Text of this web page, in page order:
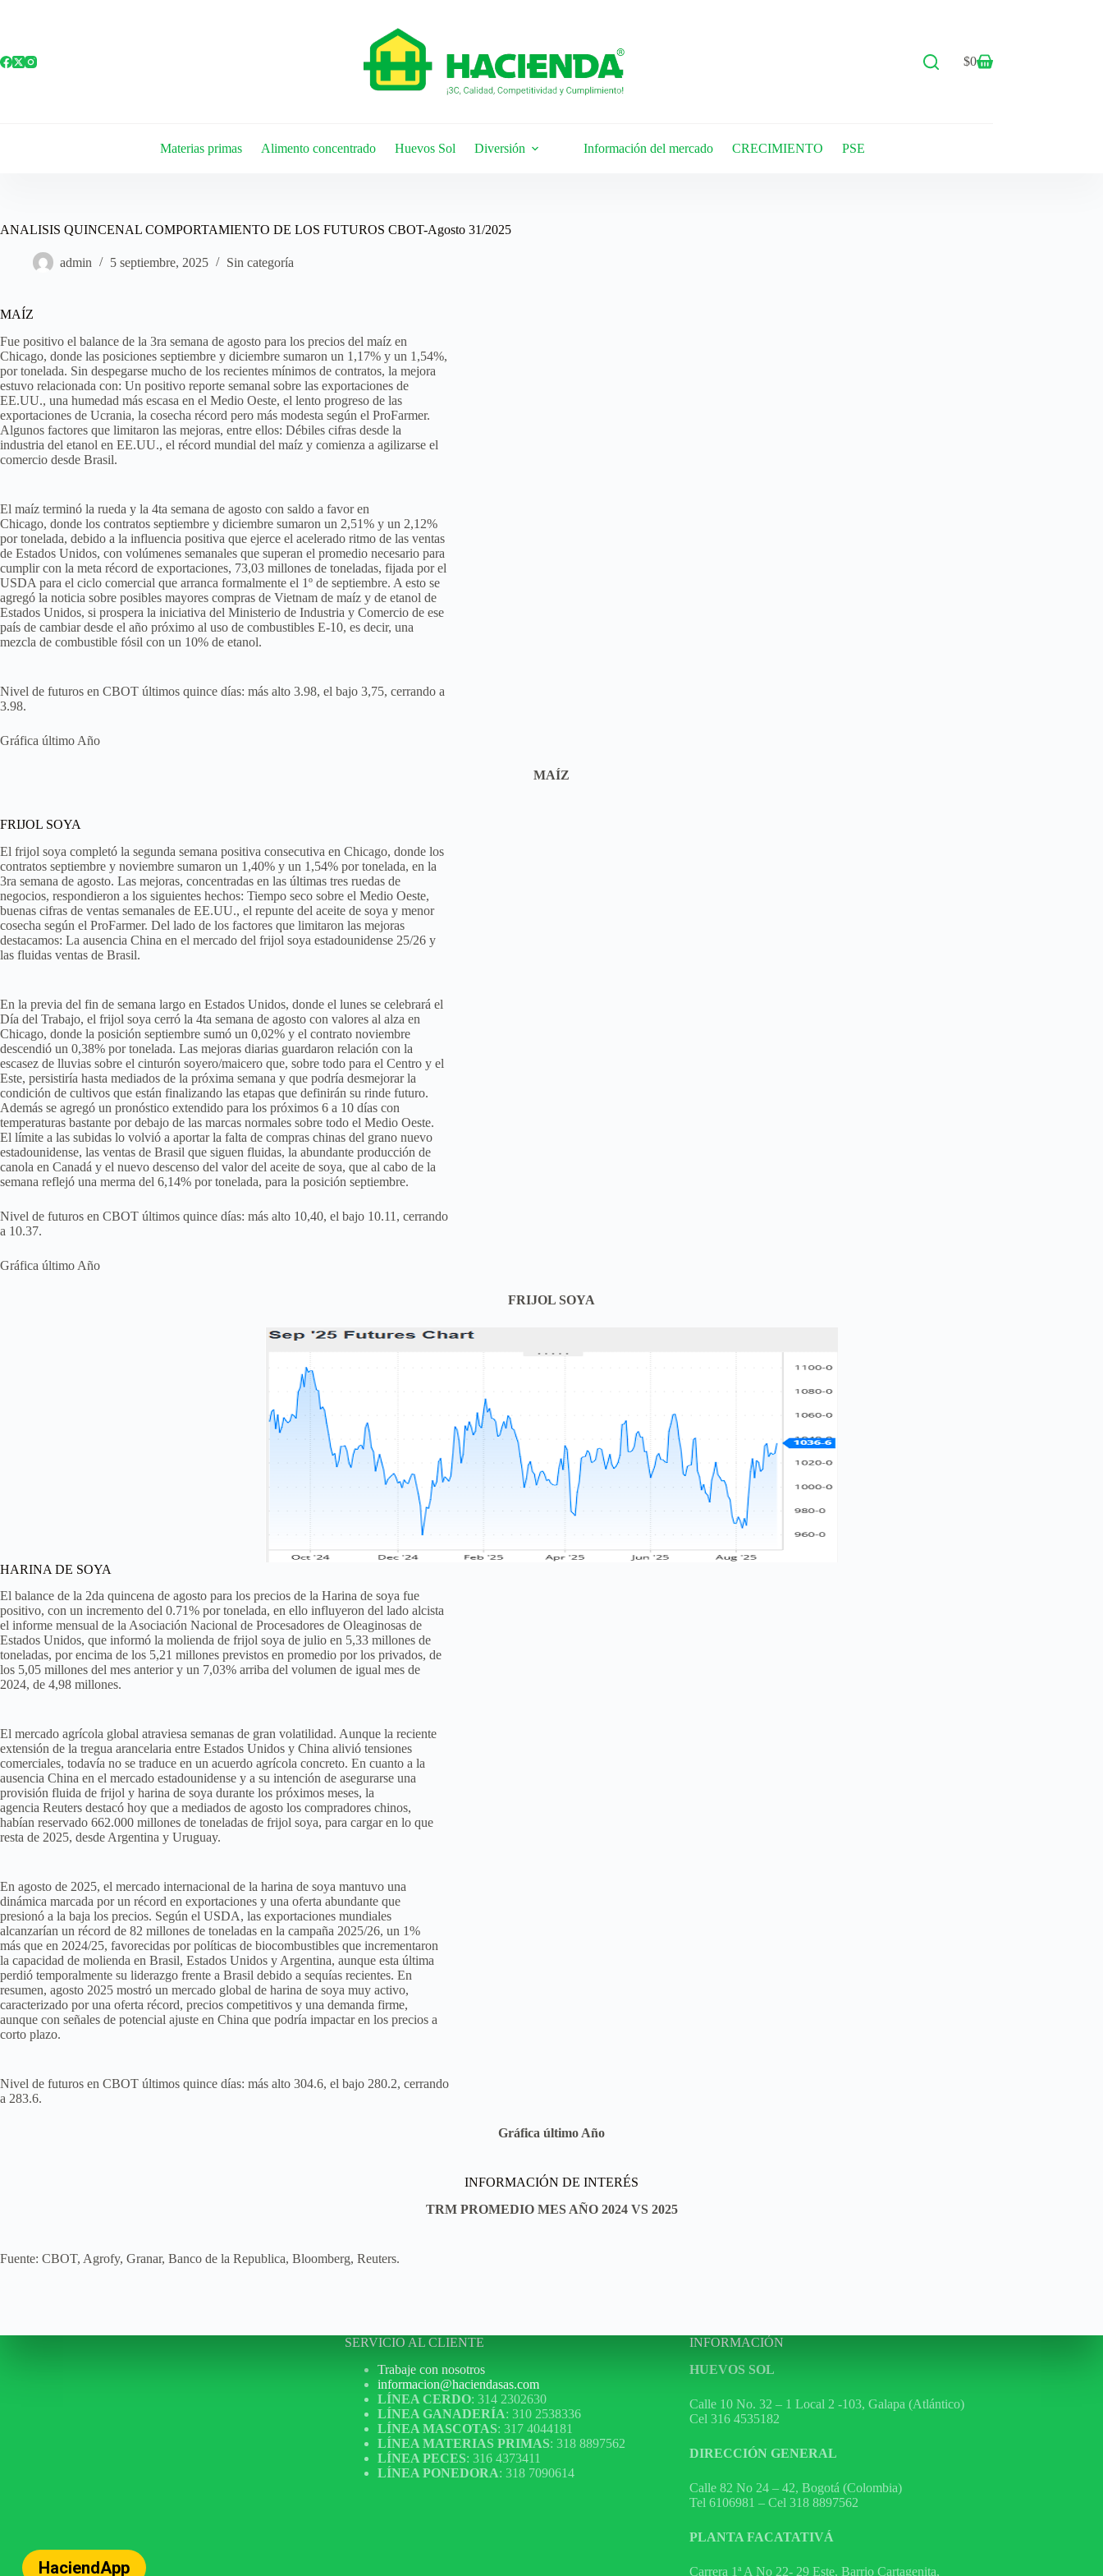
$0
Materias primas Alimento concentrado Huevos Sol Diversión Información del mercado CRECIMIENTO PSE
ANALISIS QUINCENAL COMPORTAMIENTO DE LOS FUTUROS CBOT-Agosto 31/2025
admin 5 septiembre, 2025 Sin categoría
MAÍZ
Fue positivo el balance de la 3ra semana de agosto para los precios del maíz en
Chicago, donde las posiciones septiembre y diciembre sumaron un 1,17% y un 1,54%,
por tonelada. Sin despegarse mucho de los recientes mínimos de contratos, la mejora
estuvo relacionada con: Un positivo reporte semanal sobre las exportaciones de
EE.UU., una humedad más escasa en el Medio Oeste, el lento progreso de las
exportaciones de Ucrania, la cosecha récord pero más modesta según el ProFarmer.
Algunos factores que limitaron las mejoras, entre ellos: Débiles cifras desde la
industria del etanol en EE.UU., el récord mundial del maíz y comienza a agilizarse el
comercio desde Brasil.
El maíz terminó la rueda y la 4ta semana de agosto con saldo a favor en
Chicago, donde los contratos septiembre y diciembre sumaron un 2,51% y un 2,12%
por tonelada, debido a la influencia positiva que ejerce el acelerado ritmo de las ventas
de Estados Unidos, con volúmenes semanales que superan el promedio necesario para
cumplir con la meta récord de exportaciones, 73,03 millones de toneladas, fijada por el
USDA para el ciclo comercial que arranca formalmente el 1º de septiembre. A esto se
agregó la noticia sobre posibles mayores compras de Vietnam de maíz y de etanol de
Estados Unidos, si prospera la iniciativa del Ministerio de Industria y Comercio de ese
país de cambiar desde el año próximo al uso de combustibles E-10, es decir, una
mezcla de combustible fósil con un 10% de etanol.
Nivel de futuros en CBOT últimos quince días: más alto 3.98, el bajo 3,75, cerrando a
3.98.
Gráfica último Año
MAÍZ
FRIJOL SOYA
El frijol soya completó la segunda semana positiva consecutiva en Chicago, donde los
contratos septiembre y noviembre sumaron un 1,40% y un 1,54% por tonelada, en la
3ra semana de agosto. Las mejoras, concentradas en las últimas tres ruedas de
negocios, respondieron a los siguientes hechos: Tiempo seco sobre el Medio Oeste,
buenas cifras de ventas semanales de EE.UU., el repunte del aceite de soya y menor
cosecha según el ProFarmer. Del lado de los factores que limitaron las mejoras
destacamos: La ausencia China en el mercado del frijol soya estadounidense 25/26 y
las fluidas ventas de Brasil.
En la previa del fin de semana largo en Estados Unidos, donde el lunes se celebrará el
Día del Trabajo, el frijol soya cerró la 4ta semana de agosto con valores al alza en
Chicago, donde la posición septiembre sumó un 0,02% y el contrato noviembre
descendió un 0,38% por tonelada. Las mejoras diarias guardaron relación con la
escasez de lluvias sobre el cinturón soyero/maicero que, sobre todo para el Centro y el
Este, persistiría hasta mediados de la próxima semana y que podría desmejorar la
condición de cultivos que están finalizando las etapas que definirán su rinde futuro.
Además se agregó un pronóstico extendido para los próximos 6 a 10 días con
temperaturas bastante por debajo de las marcas normales sobre todo el Medio Oeste.
El límite a las subidas lo volvió a aportar la falta de compras chinas del grano nuevo
estadounidense, las ventas de Brasil que siguen fluidas, la abundante producción de
canola en Canadá y el nuevo descenso del valor del aceite de soya, que al cabo de la
semana reflejó una merma del 6,14% por tonelada, para la posición septiembre.
Nivel de futuros en CBOT últimos quince días: más alto 10,40, el bajo 10.11, cerrando
a 10.37.
Gráfica último Año
FRIJOL SOYA
HARINA DE SOYA
El balance de la 2da quincena de agosto para los precios de la Harina de soya fue
positivo, con un incremento del 0.71% por tonelada, en ello influyeron del lado alcista
el informe mensual de la Asociación Nacional de Procesadores de Oleaginosas de
Estados Unidos, que informó la molienda de frijol soya de julio en 5,33 millones de
toneladas, por encima de los 5,21 millones previstos en promedio por los privados, de
los 5,05 millones del mes anterior y un 7,03% arriba del volumen de igual mes de
2024, de 4,98 millones.
El mercado agrícola global atraviesa semanas de gran volatilidad. Aunque la reciente
extensión de la tregua arancelaria entre Estados Unidos y China alivió tensiones
comerciales, todavía no se traduce en un acuerdo agrícola concreto. En cuanto a la
ausencia China en el mercado estadounidense y a su intención de asegurarse una
provisión fluida de frijol y harina de soya durante los próximos meses, la
agencia Reuters destacó hoy que a mediados de agosto los compradores chinos,
habían reservado 662.000 millones de toneladas de frijol soya, para cargar en lo que
resta de 2025, desde Argentina y Uruguay.
En agosto de 2025, el mercado internacional de la harina de soya mantuvo una
dinámica marcada por un récord en exportaciones y una oferta abundante que
presionó a la baja los precios. Según el USDA, las exportaciones mundiales
alcanzarían un récord de 82 millones de toneladas en la campaña 2025/26, un 1%
más que en 2024/25, favorecidas por políticas de biocombustibles que incrementaron
la capacidad de molienda en Brasil, Estados Unidos y Argentina, aunque esta última
perdió temporalmente su liderazgo frente a Brasil debido a sequías recientes. En
resumen, agosto 2025 mostró un mercado global de harina de soya muy activo,
caracterizado por una oferta récord, precios competitivos y una demanda firme,
aunque con señales de potencial ajuste en China que podría impactar en los precios a
corto plazo.
Nivel de futuros en CBOT últimos quince días: más alto 304.6, el bajo 280.2, cerrando
a 283.6.
Gráfica último Año
INFORMACIÓN DE INTERÉS
TRM PROMEDIO MES AÑO 2024 VS 2025
Fuente: CBOT, Agrofy, Granar, Banco de la Republica, Bloomberg, Reuters.
HaciendApp
SERVICIO AL CLIENTE
Trabaje con nosotros
informacion@haciendasas.com
LÍNEA CERDO: 314 2302630
LÍNEA GANADERÍA: 310 2538336
LÍNEA MASCOTAS: 317 4044181
LÍNEA MATERIAS PRIMAS: 318 8897562
LÍNEA PECES: 316 4373411
LÍNEA PONEDORA: 318 7090614
INFORMACIÓN
HUEVOS SOL
Calle 10 No. 32 – 1 Local 2 -103, Galapa (Atlántico)
Cel 316 4535182
DIRECCIÓN GENERAL
Calle 82 No 24 – 42, Bogotá (Colombia)
Tel 6106981 – Cel 318 8897562
PLANTA FACATATIVÁ
Carrera 1ª A No 22- 29 Este, Barrio Cartagenita,